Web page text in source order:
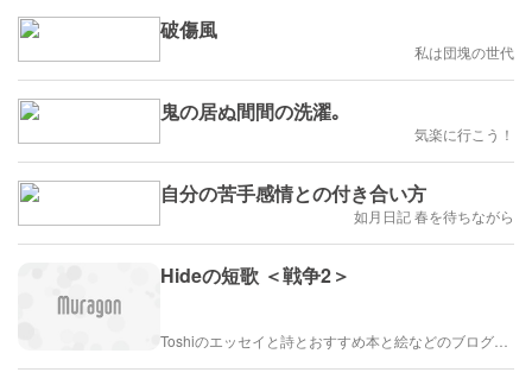
破傷風
私は団塊の世代
鬼の居ぬ間間の洗濯｡
気楽に行こう！
自分の苦手感情との付き合い方
如月日記 春を待ちながら
Hideの短歌 ＜戦争2＞